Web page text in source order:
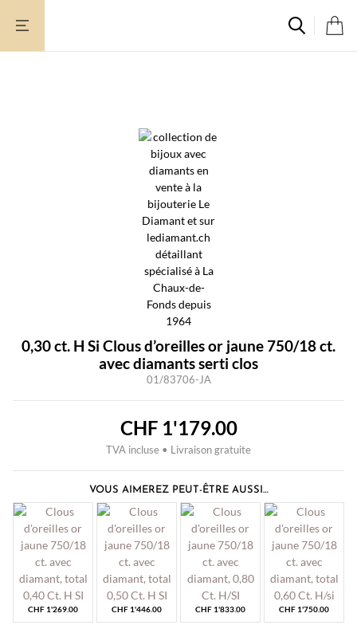
0,30 ct. H Si Clous d’oreilles or jaune 750/18 ct.
avec diamants serti clos
01/83706-JA
CHF1'179.00
TVA incluse • Livraison gratuite
VOUS AIMEREZ PEUT-ÊTRE AUSSI…
CHF 1'269.00 CHF 1'446.00 CHF 1'833.00 CHF 1'750.00